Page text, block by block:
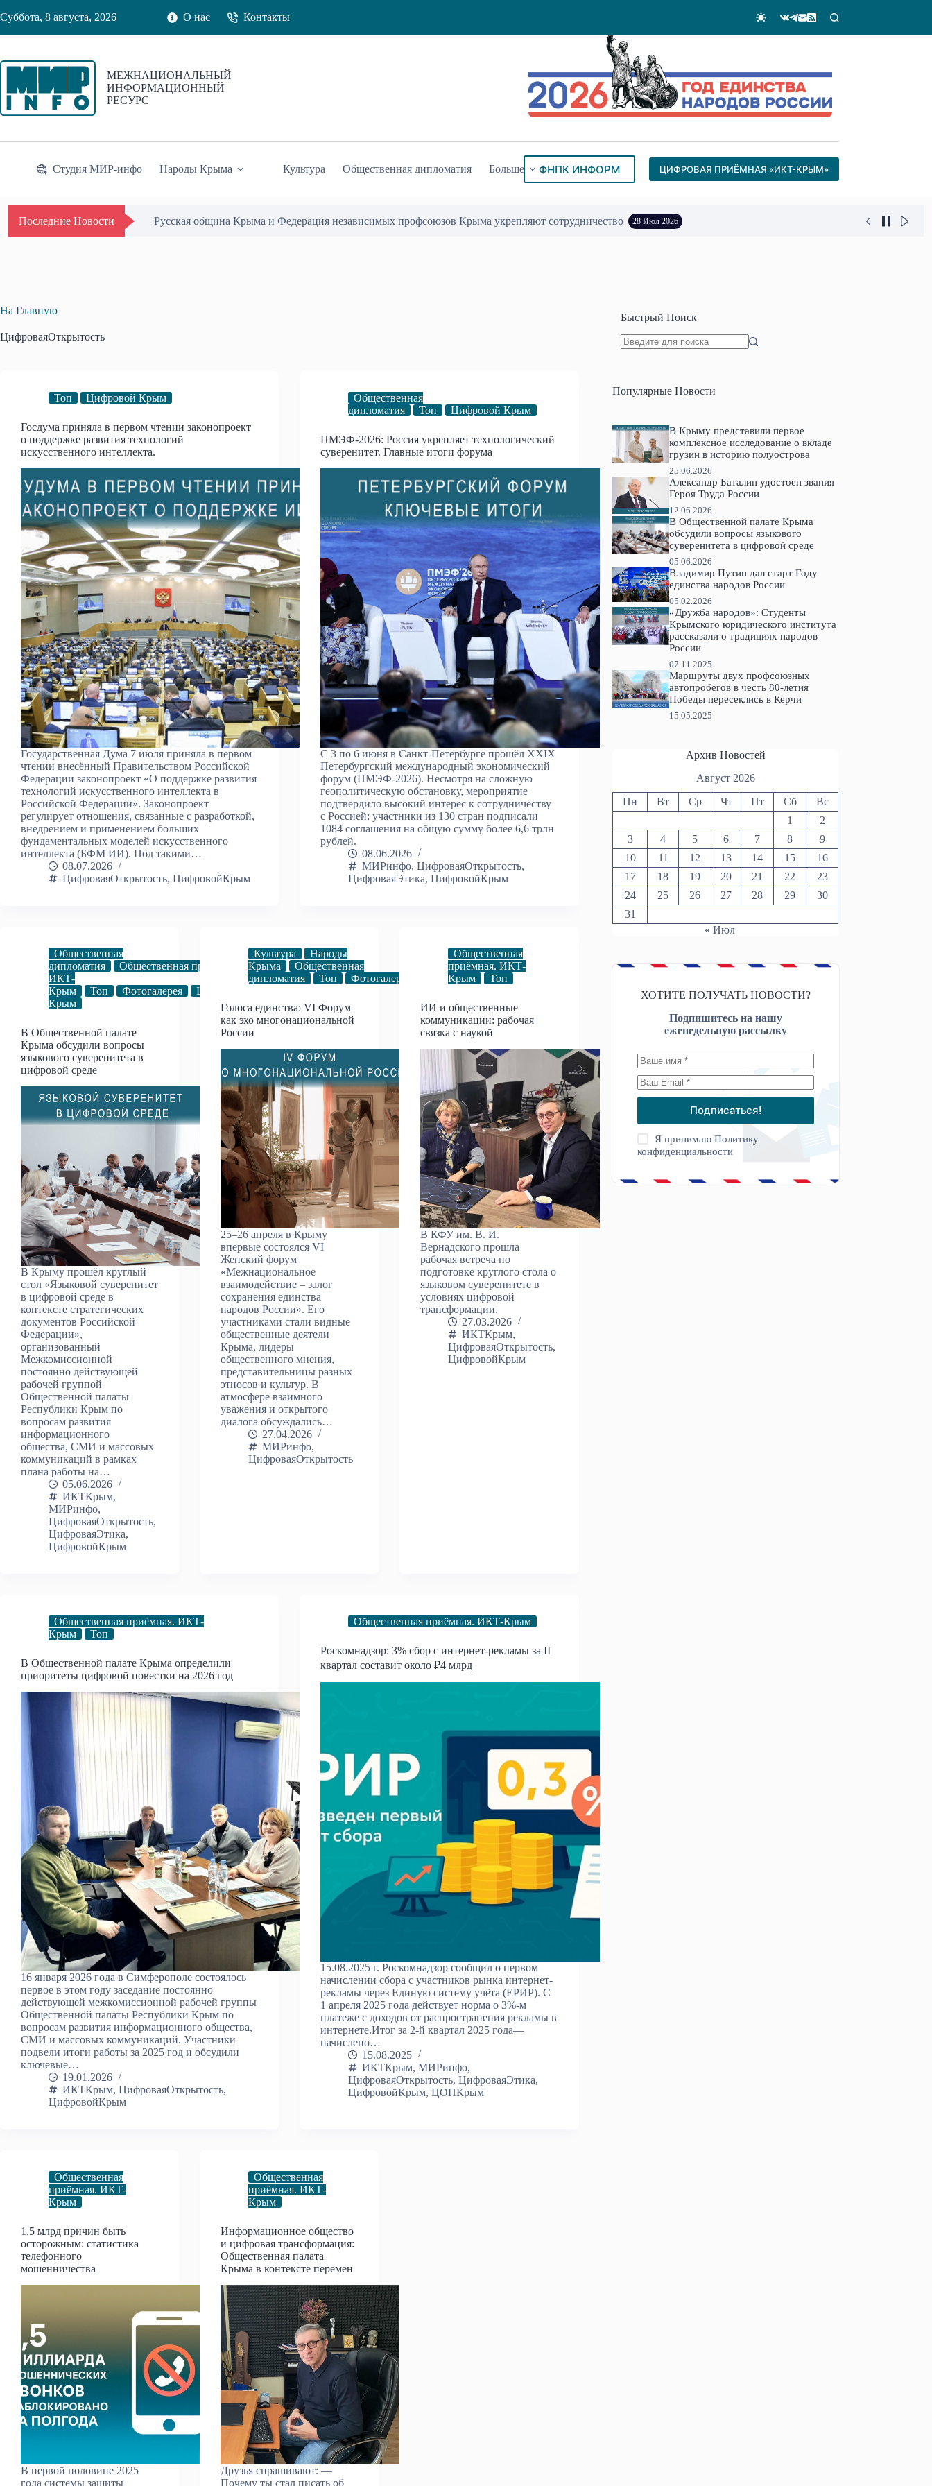
к
Суббота, 8 августа, 2026 О нас Контакты
МЕЖНАЦИОНАЛЬНЫЙ
ИНФОРМАЦИОННЫЙ
РЕСУРС
Студия МИР-инфо Народы Крыма Культура Общественная дипломатия Больше ФНПК ИНФОРМ ЦИФРОВАЯ ПРИЁМНАЯ «ИКТ-КРЫМ»
Последние Новости Русская община Крыма и Федерация независимых профсоюзов Крыма укрепляют сотрудничество 28 Июл 2026
На Главную
ЦифроваяОткрытость
Топ Цифровой Крым
Госдума приняла в первом чтении законопроект
о поддержке развития технологий
искусственного интеллекта.
Государственная Дума 7 июля приняла в первом
чтении внесённый Правительством Российской
Федерации законопроект «О поддержке развития
технологий искусственного интеллекта в
Российской Федерации». Законопроект
регулирует отношения, связанные с разработкой,
внедрением и применением больших
фундаментальных моделей искусственного
интеллекта (БФМ ИИ). Под такими…
08.07.2026
ЦифроваяОткрытость, ЦифровойКрым
Общественная
дипломатия
Топ Цифровой Крым
ПМЭФ-2026: Россия укрепляет технологический
суверенитет. Главные итоги форума
С 3 по 6 июня в Санкт-Петербурге прошёл XXIX
Петербургский международный экономический
форум (ПМЭФ-2026). Несмотря на сложную
геополитическую обстановку, мероприятие
подтвердило высокий интерес к сотрудничеству
с Россией: участники из 130 стран подписали
1084 соглашения на общую сумму более 6,6 трлн
рублей.
08.06.2026
МИРинфо,ЦифроваяОткрытость,
ЦифроваяЭтика,ЦифровойКрым
Общественная
дипломатия
Общественная приёмная.
ИКТ-
Крым
Топ Фотогалерея
Цифровой
Крым
В Общественной палате
Крыма обсудили вопросы
языкового суверенитета в
цифровой среде
В Крыму прошёл круглый
стол «Языковой суверенитет
в цифровой среде в
контексте стратегических
документов Российской
Федерации»,
организованный
Межкомиссионной
постоянно действующей
рабочей группой
Общественной палаты
Республики Крым по
вопросам развития
информационного
общества, СМИ и массовых
коммуникаций в рамках
плана работы на…
05.06.2026
ИКТКрым,
МИРинфо,
ЦифроваяОткрытость,
ЦифроваяЭтика,
ЦифровойКрым
Культура
Народы
Крыма
Общественная
дипломатия
Топ Фотогалерея
Голоса единства: VI Форум
как эхо многонациональной
России
25–26 апреля в Крыму
впервые состоялся VI
Женский форум
«Межнациональное
взаимодействие – залог
сохранения единства
народов России». Его
участниками стали видные
общественные деятели
Крыма, лидеры
общественного мнения,
представительницы разных
этносов и культур. В
атмосфере взаимного
уважения и открытого
диалога обсуждались…
27.04.2026
МИРинфо,
ЦифроваяОткрытость
Общественная
приёмная. ИКТ-
Крым
Топ
ИИ и общественные
коммуникации: рабочая
связка с наукой
В КФУ им. В. И.
Вернадского прошла
рабочая встреча по
подготовке круглого стола о
языковом суверенитете в
условиях цифровой
трансформации.
27.03.2026
ИКТКрым,
ЦифроваяОткрытость,
ЦифровойКрым
Общественная приёмная. ИКТ-
Крым
Топ
В Общественной палате Крыма определили
приоритеты цифровой повестки на 2026 год
16 января 2026 года в Симферополе состоялось
первое в этом году заседание постоянно
действующей межкомиссионной рабочей группы
Общественной палаты Республики Крым по
вопросам развития информационного общества,
СМИ и массовых коммуникаций. Участники
подвели итоги работы за 2025 год и обсудили
ключевые…
19.01.2026
ИКТКрым, ЦифроваяОткрытость,
ЦифровойКрым
Общественная приёмная. ИКТ-Крым
Роскомнадзор: 3% сбор с интернет-рекламы за II
квартал составит около ₽4 млрд
15.08.2025 г. Роскомнадзор сообщил о первом
начислении сбора с участников рынка интернет-
рекламы через Единую систему учёта (ЕРИР). С
1 апреля 2025 года действует норма о 3%-м
платеже с доходов от распространения рекламы в
интернете.Итог за 2-й квартал 2025 года—
начислено…
15.08.2025
ИКТКрым,МИРинфо,
ЦифроваяОткрытость,ЦифроваяЭтика,
ЦифровойКрым,ЦОПКрым
Общественная
приёмная. ИКТ-
Крым
1,5 млрд причин быть
осторожным: статистика
телефонного
мошенничества
В первой половине 2025
года системы защиты
Общественная
приёмная. ИКТ-
Крым
Информационное общество
и цифровая трансформация:
Общественная палата
Крыма в контексте перемен
Друзья спрашивают: —
Почему ты стал писать об
Быстрый Поиск
Популярные Новости
В Крыму представили первое
комплексное исследование о вкладе
грузин в историю полуострова
25.06.2026
Александр Баталин удостоен звания
Героя Труда России
12.06.2026
В Общественной палате Крыма
обсудили вопросы языкового
суверенитета в цифровой среде
05.06.2026
Владимир Путин дал старт Году
единства народов России
05.02.2026
«Дружба народов»: Студенты
Крымского юридического института
рассказали о традициях народов
России
07.11.2025
Маршруты двух профсоюзных
автопробегов в честь 80-летия
Победы пересеклись в Керчи
15.05.2025
Архив Новостей
Август 2026
Пн Вт Ср Чт Пт Сб
Вс
1
2
3
4 5 6 7 8
9
10
11 12 13 14 15
16
17
18 19 20 21 22
23
24
25 26 27 28 29
30
31
« Июл
ХОТИТЕ ПОЛУЧАТЬ НОВОСТИ?
Подпишитесь на нашу
еженедельную рассылку
Подписаться!
Я принимаюПолитику
конфиденциальности